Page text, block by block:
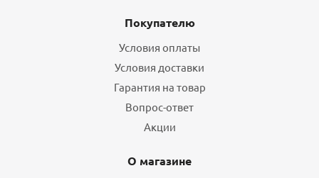
Покупателю
Условия оплаты
Условия доставки
Гарантия на товар
Вопрос-ответ
Акции
О магазине